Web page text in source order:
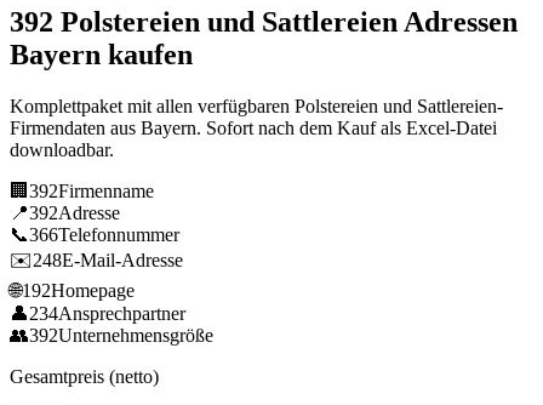
392 Polstereien und Sattlereien Adressen
Bayern kaufen
Komplettpaket mit allen verfügbaren Polstereien und Sattlereien-
Firmendaten aus Bayern. Sofort nach dem Kauf als Excel-Datei
downloadbar.
🏢 392Firmenname
📍392Adresse
📞366Telefonnummer
✉️248E-Mail-Adresse
🌐192Homepage
👤234Ansprechpartner
👥392Unternehmensgröße
Gesamtpreis (netto)